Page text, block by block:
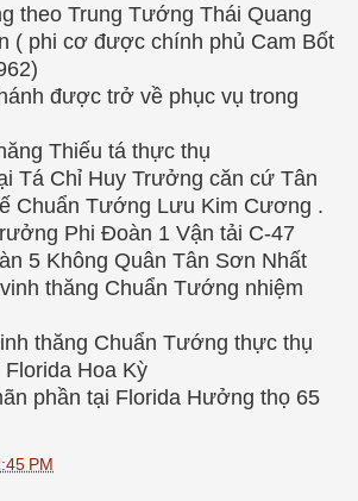
theo Trung Tướng Thái Quang
( phi cơ được chính phủ Cam Bốt
được trở về phục vụ trong
Thiếu tá thực thụ
Tá Chỉ Huy Trưởng căn cứ Tân
Chuẩn Tướng Lưu Kim Cương .
Phi Đoàn 1 Vận tải C-47
5 Không Quân Tân Sơn Nhất
thăng Chuẩn Tướng nhiệm
thăng Chuẩn Tướng thực thụ
Hoa Kỳ
phần tại Florida Hưởng thọ 65
PM